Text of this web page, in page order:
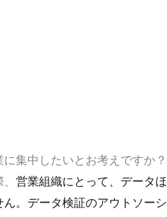
集中したいとお考えですか？
営業組織にとって、データほ
。データ検証のアウトソーシ